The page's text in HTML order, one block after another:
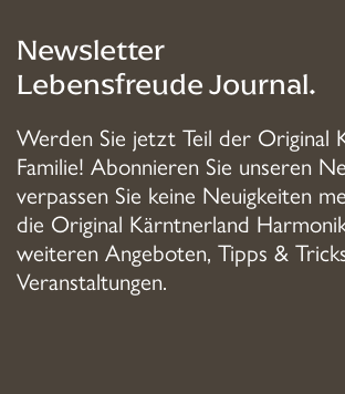
Newsletter
Lebensfreude Journal.
Werden Sie jetzt Teil der Original
Familie! Abonnieren Sie unseren
verpassen Sie keine Neuigkeiten
die Original Kärntnerland
weiteren Angeboten, Tipps &
Veranstaltungen.